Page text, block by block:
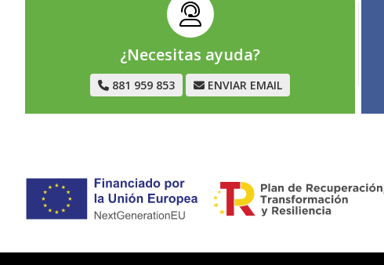
¿Necesitas ayuda?
881 959 853 ENVIAR EMAIL